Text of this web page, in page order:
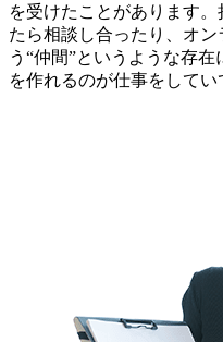
を受けたことがあります
たら相談し合ったり、オ
う“仲間”というような存
を作れるのが仕事をしてい